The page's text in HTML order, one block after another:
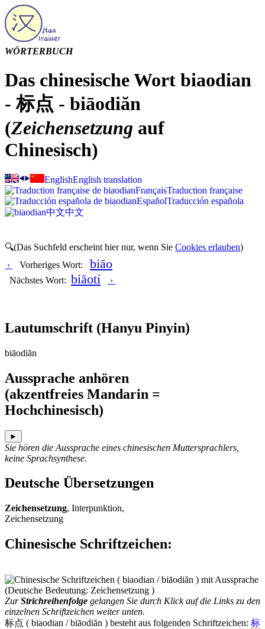
WÖRTERBUCH
Das chinesische Wort biaodian
- 标点 - biāodiăn
(Zeichensetzung auf
Chinesisch)
EnglishEnglish translation
FrançaisTraduction française
EspañolTraducción española
中文中文
🔍(Das Suchfeld erscheint hier nur, wenn Sie Cookies erlauben)
‹
Vorheriges Wort: biāo
Nächstes Wort: biāotí ›
Lautumschrift (Hanyu Pinyin)
biāodiăn
Aussprache anhören
(akzentfreies Mandarin =
Hochchinesisch)
►
Sie hören die Aussprache eines chinesischen Muttersprachlers,
keine Sprachsynthese.
Deutsche Übersetzungen
Zeichensetzung, Interpunktion,
Zeichensetzung
Chinesische Schriftzeichen:
ZurStrichreihenfolge gelangen Sie durch Klick auf die Links zu den
einzelnen Schriftzeichen weiter unten.
标点 ( biaodian / biāodiăn ) besteht aus folgenden Schriftzeichen: 标